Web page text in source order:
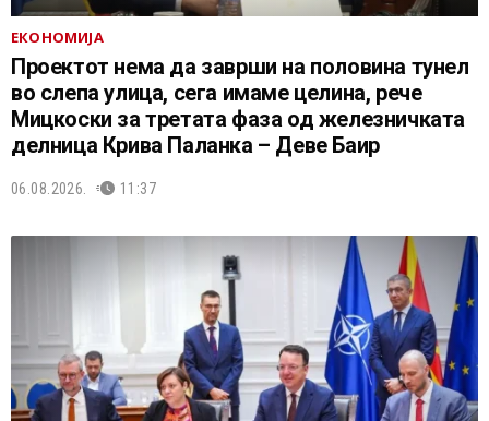
ЕКОНОМИЈА
Проектот нема да заврши на половина тунел
во слепа улица, сега имаме целина, рече
Мицкоски за третата фаза од железничката
делница Крива Паланка – Деве Баир
06.08.2026. 11:37